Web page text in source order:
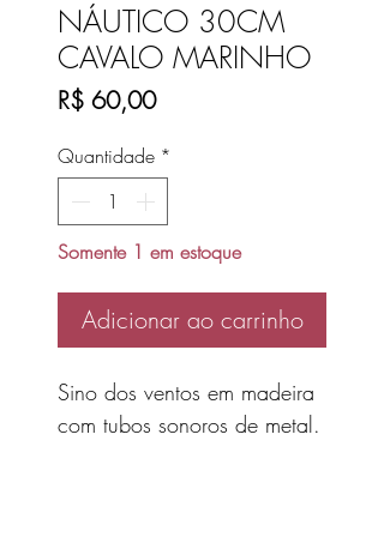
NÁUTICO 30CM
CAVALO MARINHO
R$ 60,00Preço
Quantidade *
Somente 1 em estoque
Adicionar ao carrinho
Sino dos ventos em madeira
com tubos sonoros de metal.